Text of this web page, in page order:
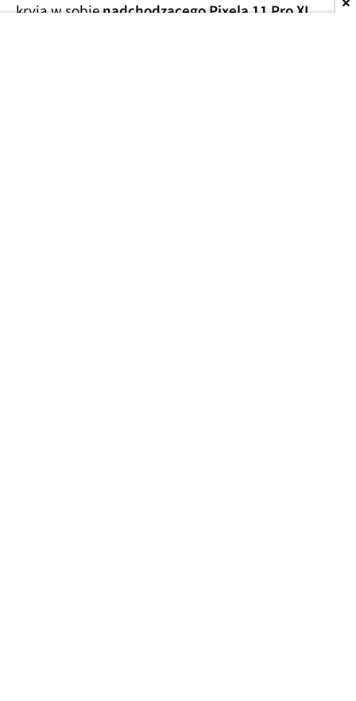
kryją w sobienadchodzącego Pixela 11 Pro XL.